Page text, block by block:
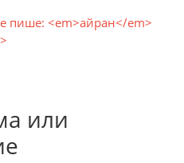
пише: <em>айран</em>
или